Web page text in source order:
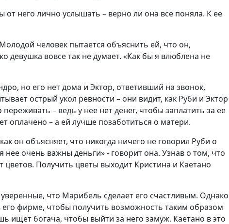
него лично услышать – верно ли она все поняла. К ее
человек пытается объяснить ей, что он,
девушка вовсе так не думает. «Как бы я влюблена не
но его нет дома и Эктор, ответивший на звонок,
острый укол ревности – они видит, как Руби и Эктор
– ведь у нее нет денег, чтобы заплатить за ее
оплачено – а ей лучше позаботиться о матери.
он объясняет, что никогда ничего не говорил Руби о
очень важны деньги» - говорит она. Узнав о том, что
Получить цветы выходит Кристина и Каетано
что Марибель сделает его счастливым. Однако
его фирме, чтобы получить возможность таким образом
ищет богача, чтобы выйти за него замуж. Каетано в это